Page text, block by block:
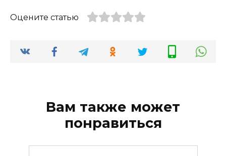
Оцените статью
Вам также может
понравиться